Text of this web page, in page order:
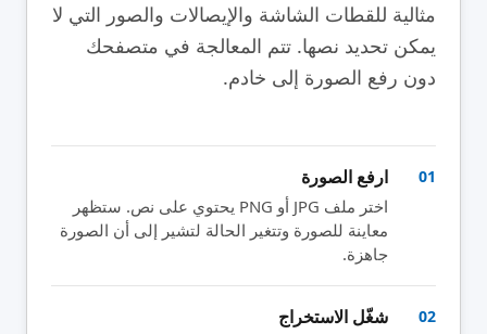
مثالية للقطات الشاشة والإيصالات والصور التي لا
يمكن تحديد نصها. تتم المعالجة في متصفحك
دون رفع الصورة إلى خادم.
01 ارفع الصورة
اختر ملف JPG أو PNG يحتوي على نص. ستظهر
معاينة للصورة وتتغير الحالة لتشير إلى أن الصورة
جاهزة.
02 شغّل الاستخراج